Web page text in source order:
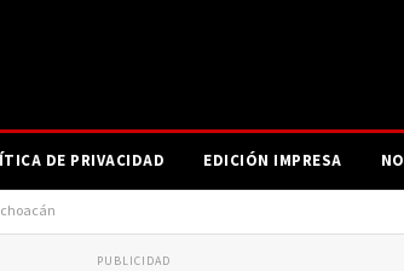
DE PRIVACIDAD EDICIÓN IMPRESA
PUBLICIDAD